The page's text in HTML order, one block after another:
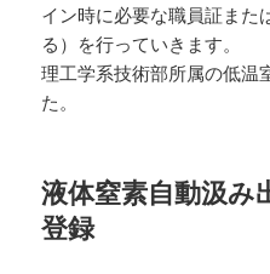
イン時に必要な職員証また
る）を行っていきます。
理工学系技術部所属の低温
た。
液体窒素自動汲み
登録